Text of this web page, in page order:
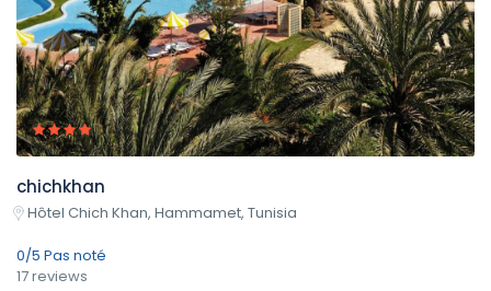
chichkhan
Hôtel Chich Khan, Hammamet, Tunisia
0/5 Pas noté
17 reviews